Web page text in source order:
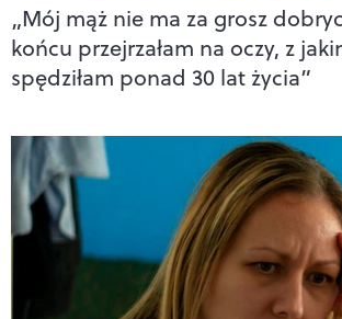
„Mój mąż nie ma za grosz
końcu przejrzałam na oczy, z
spędziłam ponad 30 lat życia”